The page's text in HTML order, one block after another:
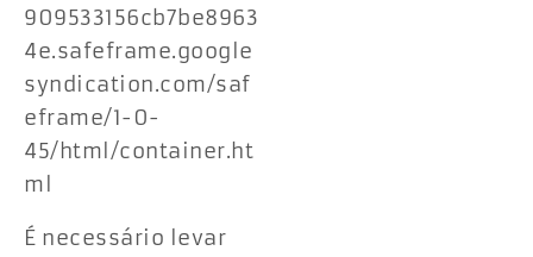
909533156cb7be8963
4e.safeframe.google
syndication.com/saf
eframe/1-0-
45/html/container.ht
ml
É necessário levar